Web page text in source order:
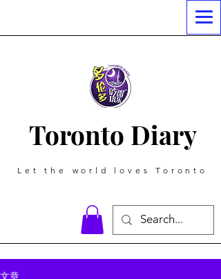
Toronto Diary
Let the world loves Toronto
文章